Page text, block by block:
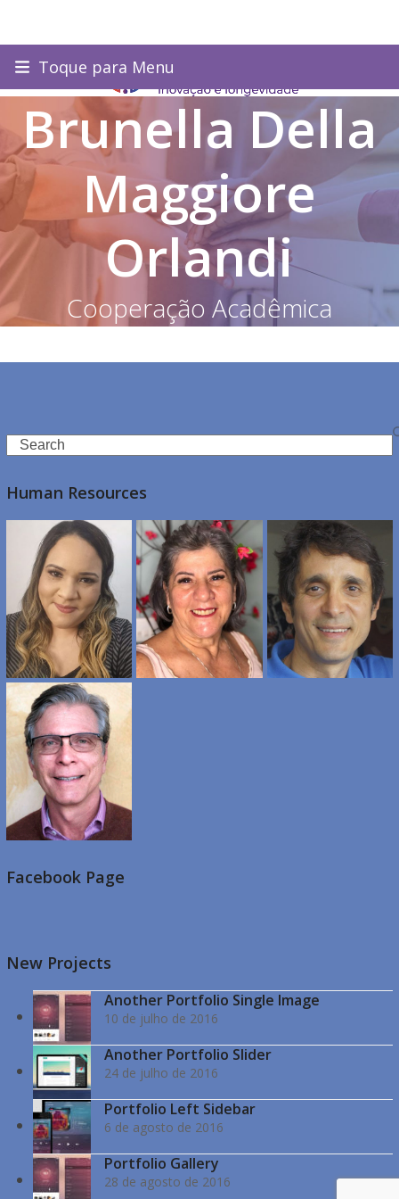
content
Toque para Menu
Brunella Della
Maggiore
Orlandi
Cooperação Acadêmica
Search
Human Resources
Facebook Page
New Projects
Another Portfolio Single Image
10 de julho de 2016
Another Portfolio Slider
24 de julho de 2016
Portfolio Left Sidebar
6 de agosto de 2016
Portfolio Gallery
28 de agosto de 2016